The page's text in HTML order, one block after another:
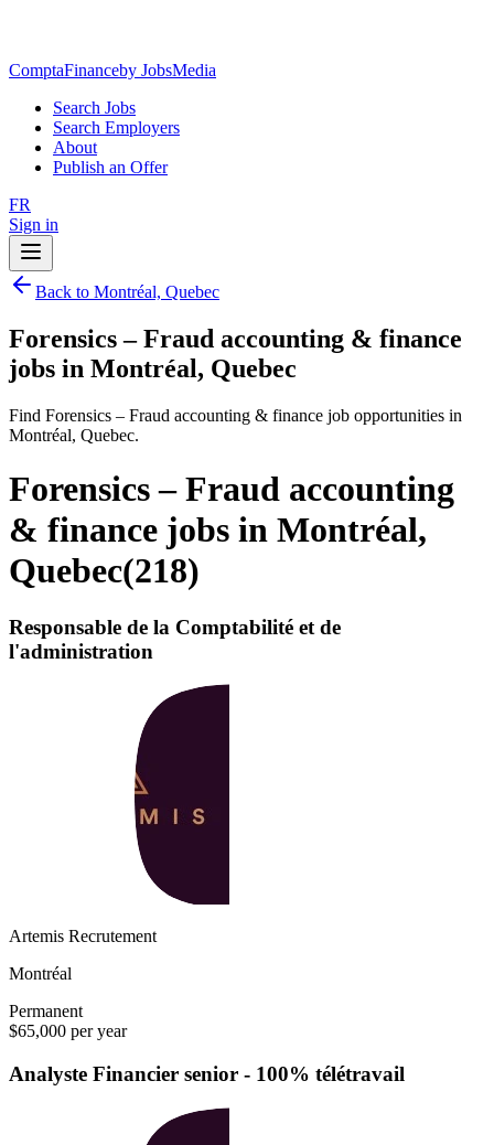
ComptaFinanceby JobsMedia
Search Jobs
Search Employers
About
Publish an Offer
FR
Sign in
Back to Montréal, Quebec
Forensics – Fraud accounting & finance
jobs in Montréal, Quebec
Find Forensics – Fraud accounting & finance job opportunities in
Montréal, Quebec.
Forensics – Fraud accounting
& finance jobs in Montréal,
Quebec(218)
Responsable de la Comptabilité et de
l'administration
Artemis Recrutement
Montréal
Permanent
$65,000 per year
Analyste Financier senior - 100% télétravail